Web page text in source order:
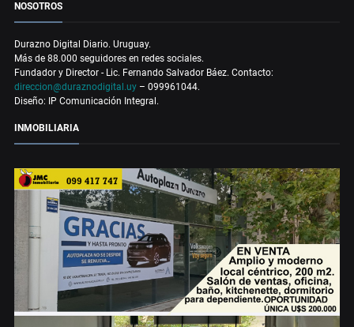
NOSOTROS
Durazno Digital Diario. Uruguay.
Más de 88.000 seguidores en redes sociales.
Fundador y Director - Lic. Fernando Salvador Báez. Contacto:
direccion@duraznodigital.uy – 099961044.
Diseño: IP Comunicación Integral.
INMOBILIARIA